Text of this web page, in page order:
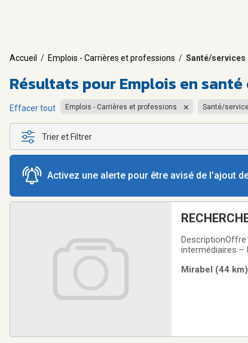
Accueil / Emplois - Carrières et professions / Santé/services
Résultats pourEmplois en
Effacer tout Emplois - Carrières et professions Santé/
Trier et Filtrer
Activez une alerte pour être avisé de l’ajout
DescriptionOffre
intermédiaires –
et humain à une
Mirabel (44